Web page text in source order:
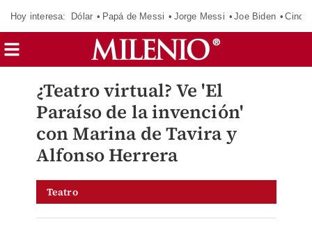
Hoy interesa: Dólar Papá de Messi Jorge Messi Joe Biden
¿Teatro virtual? Ve 'El
Paraíso de la invención'
con Marina de Tavira y
Alfonso Herrera
Teatro